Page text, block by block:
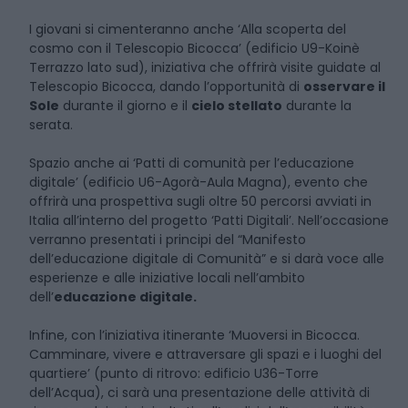
I giovani si cimenteranno anche ‘Alla scoperta del
cosmo con il Telescopio Bicocca’ (edificio U9-Koinè
Terrazzo lato sud), iniziativa che offrirà visite guidate al
Telescopio Bicocca, dando l’opportunità di osservare il
Sole durante il giorno e il cielo stellato durante la
serata.
Spazio anche ai ‘Patti di comunità per l’educazione
digitale’ (edificio U6-Agorà-Aula Magna), evento che
offrirà una prospettiva sugli oltre 50 percorsi avviati in
Italia all’interno del progetto ‘Patti Digitali’. Nell’occasione
verranno presentati i principi del “Manifesto
dell’educazione digitale di Comunità” e si darà voce alle
esperienze e alle iniziative locali nell’ambito
dell’educazione digitale.
Infine, con l’iniziativa itinerante ‘Muoversi in Bicocca.
Camminare, vivere e attraversare gli spazi e i luoghi del
quartiere’ (punto di ritrovo: edificio U36-Torre
dell’Acqua), ci sarà una presentazione delle attività di